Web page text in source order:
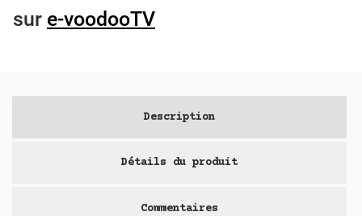
sur e-voodooTV
Description
Détails du produit
Commentaires